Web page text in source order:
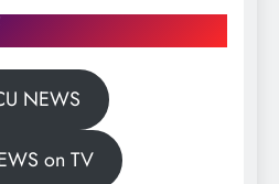
NEWS
on TV